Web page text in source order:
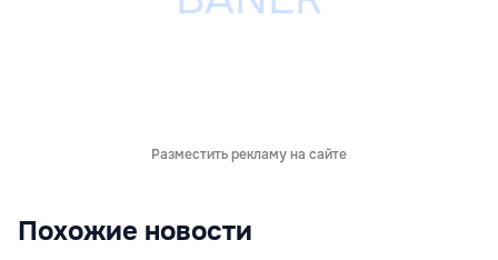
Разместить рекламу на сайте
Похожие новости